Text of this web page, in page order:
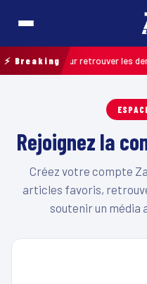
⚡ Breaking
de terrain pour retrouver les
Rejoignez la
Créez votre compte
articles favoris,
soutenir un